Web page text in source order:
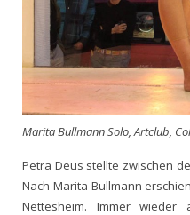
Marita Bullmann Solo, Artclub,
Petra Deus stellte zwischen
Nach Marita Bullmann
Nettesheim. Immer wieder